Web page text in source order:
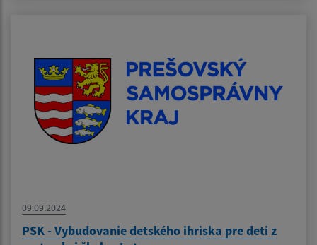
09.09.2024
PSK - Vybudovanie detského ihriska pre deti z